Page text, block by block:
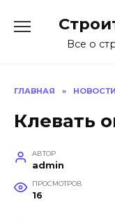
содержаниюВсе о
ГЛАВНАЯ » НОВОСТИ
Клевать
АВТОР
admin
ПРОСМОТРОВ
16